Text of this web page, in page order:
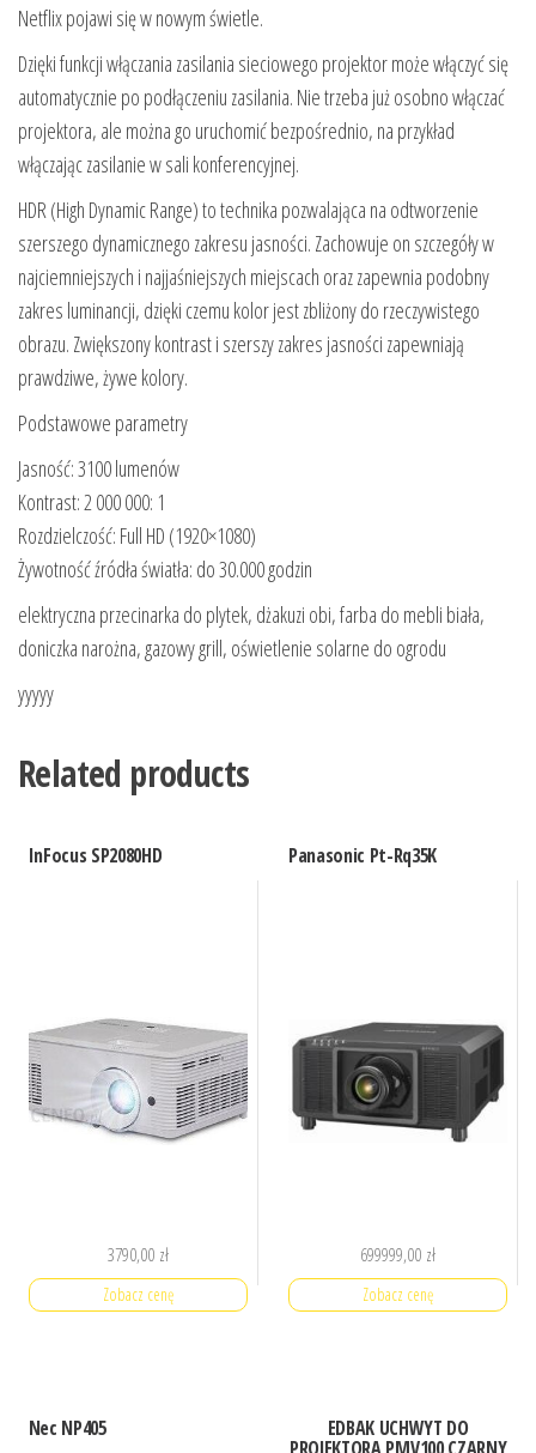
Netflix pojawi się w nowym świetle.
Dzięki funkcji włączania zasilania sieciowego projektor może włączyć się
automatycznie po podłączeniu zasilania. Nie trzeba już osobno włączać
projektora, ale można go uruchomić bezpośrednio, na przykład
włączając zasilanie w sali konferencyjnej.
HDR (High Dynamic Range) to technika pozwalająca na odtworzenie
szerszego dynamicznego zakresu jasności. Zachowuje on szczegóły w
najciemniejszych i najjaśniejszych miejscach oraz zapewnia podobny
zakres luminancji, dzięki czemu kolor jest zbliżony do rzeczywistego
obrazu. Zwiększony kontrast i szerszy zakres jasności zapewniają
prawdziwe, żywe kolory.
Podstawowe parametry
Jasność: 3100 lumenów
Kontrast: 2 000 000: 1
Rozdzielczość: Full HD (1920×1080)
Żywotność źródła światła: do 30.000 godzin
elektryczna przecinarka do plytek, dżakuzi obi, farba do mebli biała,
doniczka narożna, gazowy grill, oświetlenie solarne do ogrodu
yyyyy
Related products
InFocus SP2080HD
3790,00 zł
Zobacz cenę
Panasonic Pt-Rq35K
699999,00 zł
Zobacz cenę
Nec NP405 EDBAK UCHWYT DO